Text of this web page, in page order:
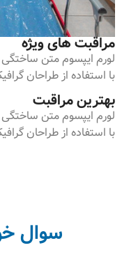
مراقبت های ویژه
لورم ایپسوم متن
با استفاده از طراحان
بهترین مراقبت
لورم ایپسوم متن
با استفاده از طراحان
سوال